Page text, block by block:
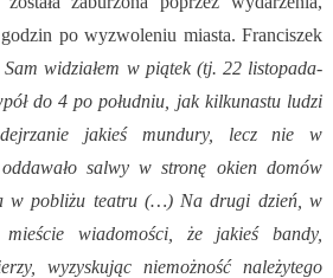
po wyzwoleniu miasta. Franciszek
widziałem w piątek (tj. 22 listopada-
do 4 po południu, jak kilkunastu ludzi
jakieś mundury, lecz nie w
salwy w stronę okien domów
w pobliżu teatru (…) Na drugi dzień, w
wiadomości, że jakieś bandy,
wyzyskując niemożność należytego